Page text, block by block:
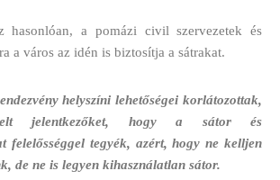
hasonlóan, a pomázi civil szervezetek és
a város az idén is biztosítja a sátrakat.
helyszíni lehetőségei korlátozottak,
jelentkezőket, hogy a sátor és
felelősséggel tegyék, azért, hogy ne kelljen
de ne is legyen kihasználatlan sátor.